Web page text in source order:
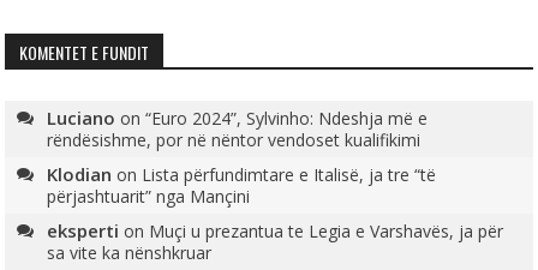
KOMENTET E FUNDIT
Luciano on“Euro 2024”, Sylvinho: Ndeshja më e
rëndësishme, por në nëntor vendoset kualifikimi
Klodian on Lista përfundimtare e Italisë, ja tre “të
përjashtuarit” nga Mançini
eksperti on Muçi u prezantua te Legia e Varshavës, ja për
sa vite ka nënshkruar